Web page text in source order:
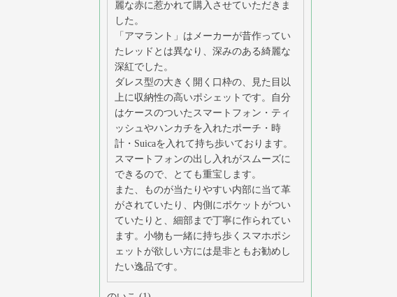
麗な赤に惹かれて購入させていただきま
した。
「アマラント」はメーカーが昔作ってい
たレッドとは異なり、深みのある綺麗な
深紅でした。
ダレス型の大きく開く口枠の、見た目以
上に収納性の高いポシェットです。自分
はケースのついたスマートフォン・ティ
ッシュやハンカチを入れたポーチ・時
計・Suicaを入れて持ち歩いております。
スマートフォンの出し入れがスムーズに
できるので、とても重宝します。
また、ものが当たりやすい内部に当て革
がされていたり、内側にポケットがつい
ていたりと、細部まで丁寧に作られてい
ます。小物も一緒に持ち歩くスマホポシ
ェットが欲しい方には是非ともお勧めし
たい逸品です。